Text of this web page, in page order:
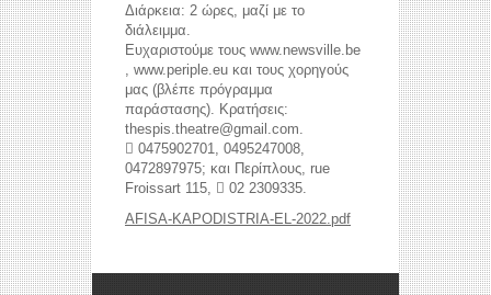
Διάρκεια: 2 ώρες, μαζί με το
διάλειμμα.
Ευχαριστούμε τους www.newsville.be
, www.periple.eu και τους χορηγούς
μας (βλέπε πρόγραμμα
παράστασης). Κρατήσεις:
thespis.theatre@gmail.com.
 0475902701, 0495247008,
0472897975; και Περίπλους, rue
Froissart 115,  02 2309335.
AFISA-KAPODISTRIA-EL-2022.pdf
reddit videos download coloring pages for kids
horoscope love